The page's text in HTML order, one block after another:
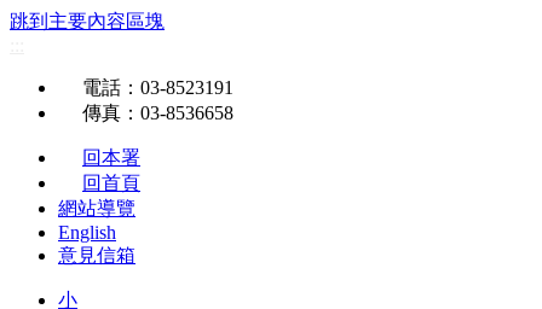
跳到主要內容區塊
電話 ：03-8523191
傳真 ：03-8536658
回本署
回首頁
網站導覽
English
意見信箱
小